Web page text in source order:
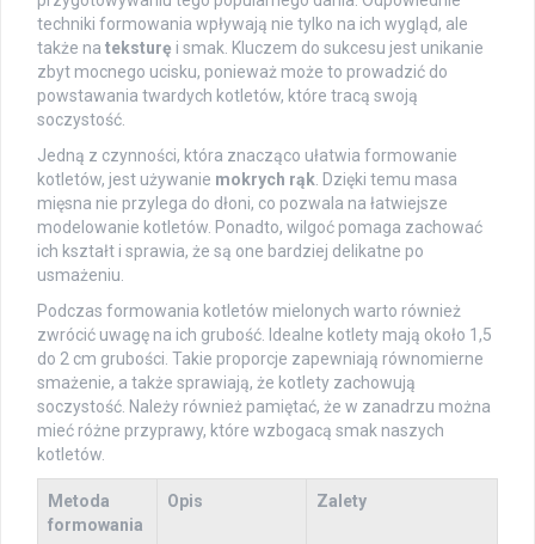
techniki formowania wpływają nie tylko na ich wygląd, ale
także na teksturę i smak. Kluczem do sukcesu jest unikanie
zbyt mocnego ucisku, ponieważ może to prowadzić do
powstawania twardych kotletów, które tracą swoją
soczystość.
Jedną z czynności, która znacząco ułatwia formowanie
kotletów, jest używanie mokrych rąk . Dzięki temu masa
mięsna nie przylega do dłoni, co pozwala na łatwiejsze
modelowanie kotletów. Ponadto, wilgoć pomaga zachować
ich kształt i sprawia, że są one bardziej delikatne po
usmażeniu.
Podczas formowania kotletów mielonych warto również
zwrócić uwagę na ich grubość. Idealne kotlety mają około 1,5
do 2 cm grubości. Takie proporcje zapewniają równomierne
smażenie, a także sprawiają, że kotlety zachowują
soczystość. Należy również pamiętać, że w zanadrzu można
mieć różne przyprawy, które wzbogacą smak naszych
kotletów.
Metoda
formowania
Opis Zalety